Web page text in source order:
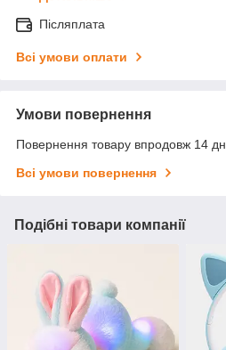
Післяплата
Всі умови оплати
Умови повернення
Повернення товару впродовж 14
Всі умови повернення
Подібні товари компанії